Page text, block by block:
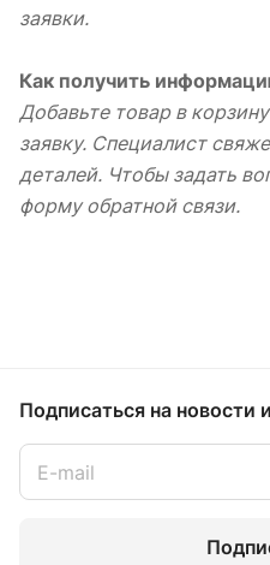
заявки.
Как получить
Добавьте товар в
заявку. Специалист
деталей. Чтобы задать
форму обратной связи.
Подписаться на новости